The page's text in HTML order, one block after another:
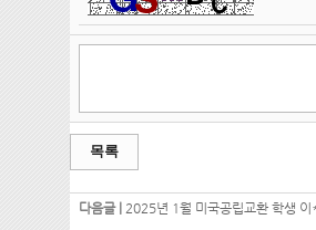
목록
다음글 | 2025년 1월 미국공립교환 학생